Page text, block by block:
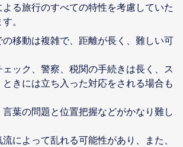
る旅行のすべての特性を考慮していた
の移動は複雑で、距離が長く、難しい可
ック、警察、税関の手続きは長く、ス
ときには立ち入った対応をされる場合も
言葉の問題と位置把握などがかなり難し
によって乱れる可能性があり、また、